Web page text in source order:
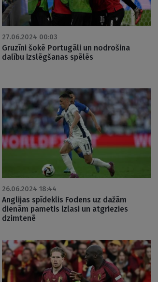
27.06.2024 00:03
Gruzīni šokē Portugāli un nodrošina
dalību izslēgšanas spēlēs
26.06.2024 18:44
Anglijas spīdeklis Fodens uz dažām
dienām pametis izlasi un atgriezies
dzimtenē